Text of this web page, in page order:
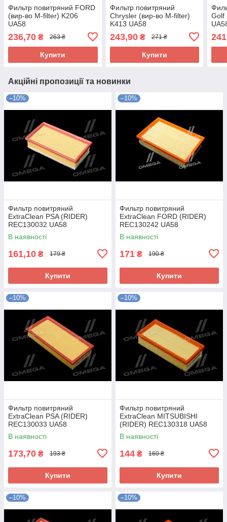
Фильтр повитряний FORD
(вир-во M-filter) K206
UA58
236,70 ₴ 263 ₴
Купити
Фильтр повитряний
Chrysler (вир-во M-filter)
K413 UA58
243,90₴ 271 ₴
Купити
Golf
Акційні пропозиції та новинки
–10%
Фильтр повитряний
ExtraClean PSA (RIDER)
REC130032 UA58
В наявності
161,10 ₴ 179 ₴
Купити
–10%
Фильтр повитряний
ExtraClean FORD (RIDER)
REC130242 UA58
В наявності
171 ₴ 190 ₴
Купити
–10%
Фильтр повитряний
ExtraClean PSA (RIDER)
REC130033 UA58
В наявності
173,70 ₴ 193 ₴
Купити
–10%
Фильтр повитряний
ExtraClean MITSUBISHI
(RIDER) REC130318 UA58
В наявності
144 ₴ 160 ₴
Купити
–10% –10%